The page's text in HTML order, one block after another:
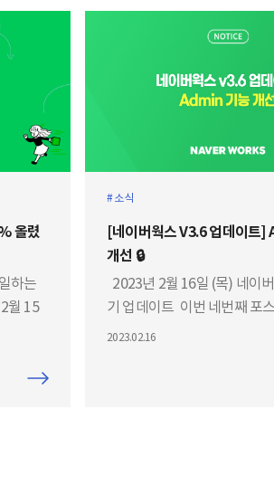
올렸
하는
월 15
스마
후기
소식
[네이버웍스 V3.6 업데이트]
개선 🔒
2023년 2월 16일 (목) 네이
기 업데이트 ​ 이번 네번째 포
욱 강력해진 네이버웍스의
까지! 네이버웍스 사내 관리
2023.02.16